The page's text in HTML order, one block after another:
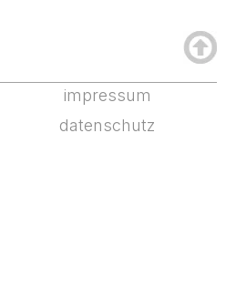
impressum
datenschutz